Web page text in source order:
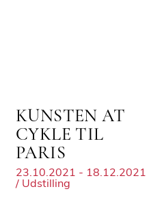
KUNSTEN AT
CYKLE TIL
PARIS
23.10.2021 - 18.12.2021
/ Udstilling